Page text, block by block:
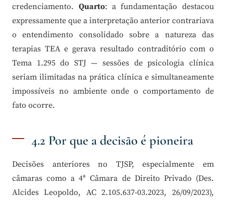
credenciamento. Quarto: a fundamentação destacou
expressamente que a interpretação anterior contrariava
o entendimento consolidado sobre a natureza das
terapias TEA e gerava resultado contraditório com o
Tema 1.295 do STJ — sessões de psicologia clínica
seriam ilimitadas na prática clínica e simultaneamente
impossíveis no ambiente onde o comportamento de
fato ocorre.
4.2 Por que a decisão é pioneira
Decisões anteriores no TJSP, especialmente em
câmaras como a 4ª Câmara de Direito Privado (Des.
Alcides Leopoldo, AC 2.105.637-03.2023, 26/09/2023),